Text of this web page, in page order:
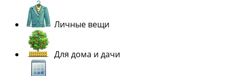
Личные вещи
Для дома и дачи